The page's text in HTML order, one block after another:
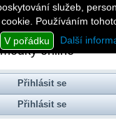
3. generace
online
Přihlásit se
Přihlásit se
služeb,
Používáním
V pořádku
Další